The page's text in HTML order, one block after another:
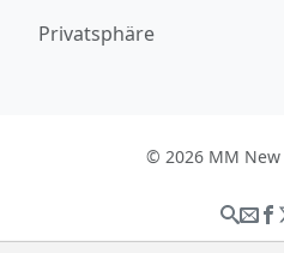
Privatsphäre
© 2026 MM